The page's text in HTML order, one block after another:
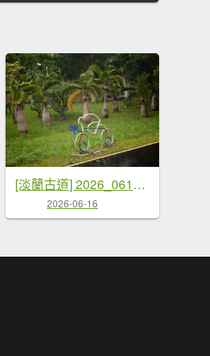
[淡蘭古道] 2026_0614 北路第三段_道路
2026-06-16